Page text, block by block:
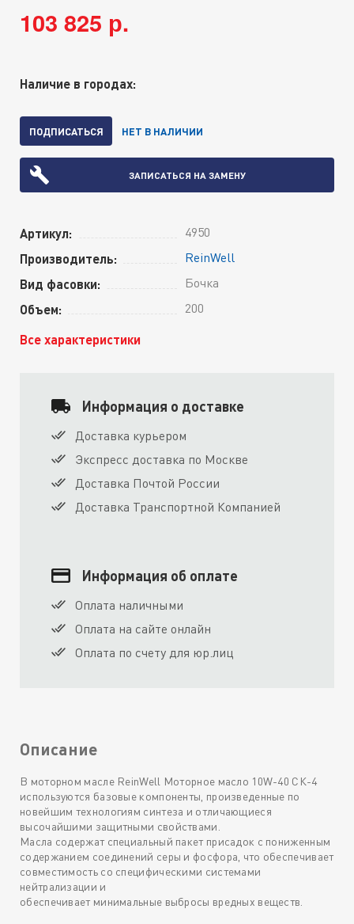
103 825 р.
Наличие в городах:
ПОДПИСАТЬСЯ НЕТ В НАЛИЧИИ
ЗАПИСАТЬСЯ НА ЗАМЕНУ
Артикул: 4950
Производитель: ReinWell
Вид фасовки: Бочка
Объем: 200
Все характеристики
Информация о доставке
Доставка курьером
Экспресс доставка по Москве
Доставка Почтой России
Доставка Транспортной Компанией
Информация об оплате
Оплата наличными
Оплата на сайте онлайн
Оплата по счету для юр.лиц
Описание
В моторном масле ReinWell Моторное масло 10W-40 CК-4
используются базовые компоненты, произведенные по
новейшим технологиям синтеза и отличающиеся
высочайшими защитными свойствами.
Масла содержат специальный пакет присадок с пониженным
содержанием соединений серы и фосфора, что обеспечивает
совместимость со специфическими системами
нейтрализации и
обеспечивает минимальные выбросы вредных веществ.